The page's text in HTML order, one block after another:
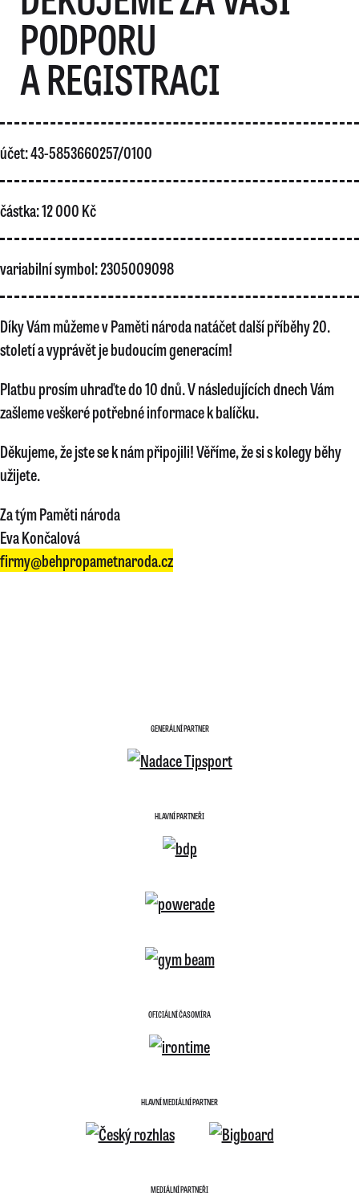
PODPORU
A REGISTRACI
účet: 43-5853660257/0100
částka: 12 000 Kč
variabilní symbol: 2305009098
Díky Vám můžeme v Paměti národa natáčet další příběhy 20.
století a vyprávět je budoucím generacím!
Platbu prosím uhraďte do 10 dnů. V následujících dnech Vám
zašleme veškeré potřebné informace k balíčku.
Děkujeme, že jste se k nám připojili! Věříme, že si s kolegy běhy
užijete.
Za tým Paměti národa
Eva Končalová
firmy@behpropametnaroda.cz
GENERÁLNÍ PARTNER
HLAVNÍ PARTNEŘI
OFICIÁLNÍ ČASOMÍRA
HLAVNÍ MEDIÁLNÍ PARTNER
MEDIÁLNÍ PARTNEŘI